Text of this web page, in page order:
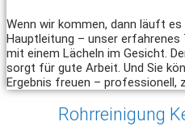
Wenn wir kommen, dann läuft es
Hauptleitung – unser erfahrenes
mit einem Lächeln im Gesicht.
sorgt für gute Arbeit. Und Sie
Ergebnis freuen – professionell,
Rohrreinigung